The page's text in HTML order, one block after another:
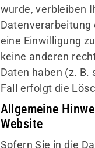
wurde, verbleiben
eine Einwilligung
keine anderen
Daten haben (z.
Fall erfolgt die
Allgemeine
Website
Sofern Sie in die